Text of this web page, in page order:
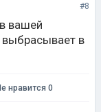
#8
вашей
выбрасывает в
нравится 0